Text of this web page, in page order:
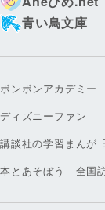
青い鳥文庫
ボンボンアカデミー
ディズニーファン
講談社の学習まんが
本とあそぼう 全国